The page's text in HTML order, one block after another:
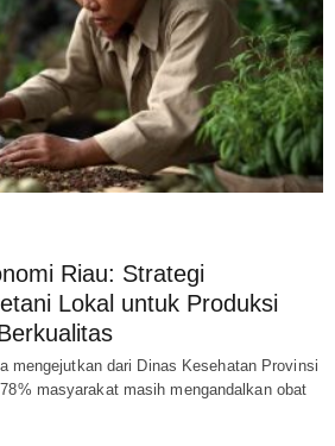
Riau: Strategi
Lokal untuk Produksi
mengejutkan dari Dinas Kesehatan Provinsi
masyarakat masih mengandalkan obat